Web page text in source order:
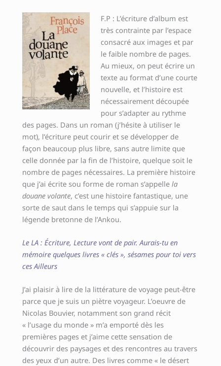
F.P : L’écriture d’album est
très contrainte par l’espace
consacré aux images et par
le faible nombre de pages.
Au mieux, on peut écrire un
texte au format d’une courte
nouvelle, et l’histoire est
nécessairement découpée
pour s’adapter au rythme
des pages. Dans un roman (j’hésite à utiliser le
mot), l’écriture peut courir et se développer de
façon beaucoup plus libre, sans autre limite que
celle donnée par la fin de l’histoire, quelque soit le
nombre de pages nécessaires. La première histoire
que j’ai écrite sou forme de roman s’appelle la
douane volante, c’est une histoire fantastique, une
sorte de saut dans le temps qui s’appuie sur la
légende bretonne de l’Ankou.
Le LA : Écriture, Lecture vont de pair. Aurais-tu en
mémoire quelques livres « clés », sésames pour toi vers
ces Ailleurs
J’ai plaisir à lire de la littérature de voyage peut-être
parce que je suis un piètre voyageur. L’oeuvre de
Nicolas Bouvier, notamment son grand récit
« l’usage du monde » m’a emporté dès les
premières pages et j’aime cette sensation de
découvrir des paysages et des rencontres au travers
des yeux d’un autre. Des livres comme « le désert